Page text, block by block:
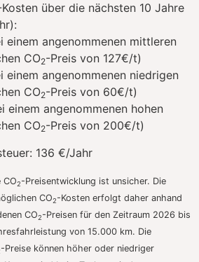
über die nächsten 10 Jahre
einem angenommenen mittleren
CO2-Preis von 127€/t)
einem angenommenen niedrigen
CO2-Preis von 60€/t)
einem angenommenen hohen
CO2-Preis von 200€/t)
136 €/Jahr
CO2-Preisentwicklung ist unsicher. Die
CO2-Kosten erfolgt daher anhand
CO2-Preisen für den Zeitraum 2026 bis
von 15.000 km. Die
-Preise können höher oder niedriger